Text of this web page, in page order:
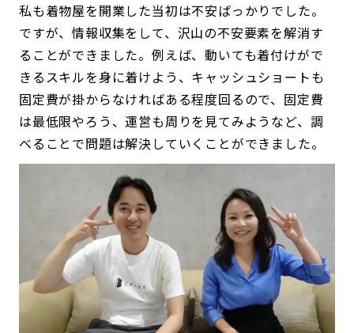
私も着物屋を開業した当初は不安ばっかりでした。
ですが、情報収集をして、沢山の不安要素を解消す
ることができました。例えば、動いても着付けがで
きるスキルを身に着けよう、キャッシュショートも
固定費が掛からなければある程度回るので、固定費
は最低限やろう、運営も周りを見てみようなど、調
べることで問題は解決していくことができました。